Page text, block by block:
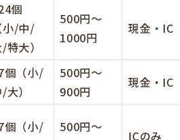
個
小/中/
特大）
500円〜
1000円
現金・IC
個（小/
大）
500円～
900円
現金・IC
個（小/
500円～
ICのみ